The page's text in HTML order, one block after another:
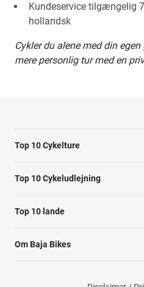
Kundeservice tilgængelig
hollandsk
Cykler du alene med din
mere personlig tur med en
Top 10 Cykelture
Cykeltur i Barcelona:
Cykeltur i Berlin: højdepunkterne
Tur til Paris: højdepunkter
Rom højdepunkter cykeltur
Cykeltur til Amsterdams
Top 10 Cykeludlejning
Barcelona Cykeludlejning
Berlin Cykeludlejning
Paris Cykeludlejning
Top 10 lande
Cykelture i Holland
Cykelture i Portugal
Om Baja Bikes